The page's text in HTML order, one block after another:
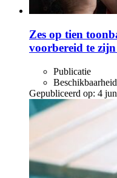
Zes op tien
voorbereid te
Publicatie
Gepubliceerd op: 4